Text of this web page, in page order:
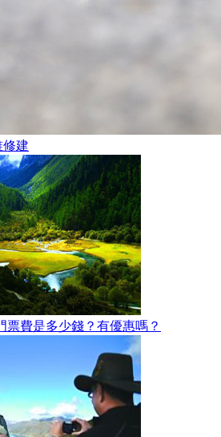
修建
票費是多少錢？有優惠嗎？